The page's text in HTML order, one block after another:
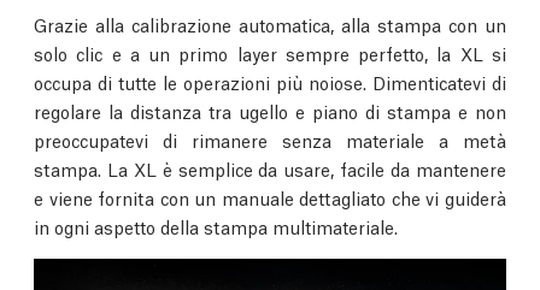
Grazie alla calibrazione automatica, alla stampa con un
solo clic e a un primo layer sempre perfetto, la XL si
occupa di tutte le operazioni più noiose. Dimenticatevi di
regolare la distanza tra ugello e piano di stampa e non
preoccupatevi di rimanere senza materiale a metà
stampa. La XL è semplice da usare, facile da mantenere
e viene fornita con un manuale dettagliato che vi guiderà
in ogni aspetto della stampa multimateriale.